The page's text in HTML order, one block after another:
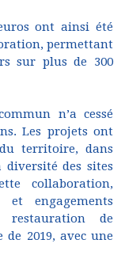
ont ainsi été
permettant
sur plus de 300
n’a cessé
Les projets ont
du territoire, dans
diversité des sites
collaboration,
engagements
restauration de
de 2019, avec une